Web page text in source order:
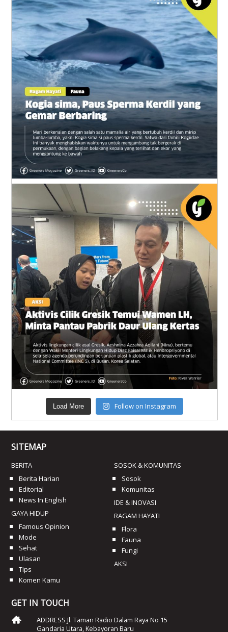
Load More Follow on Instagram
SITEMAP
BERITA
Berita Harian
Editorial
News In English
GAYA HIDUP
Famous Opinion
Mode
Sehat
Ulasan
Tips
Komen Kamu
SOSOK & KOMUNITAS
Sosok
Komunitas
IDE & INOVASI
RAGAM HAYATI
Flora
Fauna
Fungi
AKSI
GET IN TOUCH
ADDRESS Jl. Taman Radio Dalam Raya No 15
Gandaria Utara, Kebayoran Baru